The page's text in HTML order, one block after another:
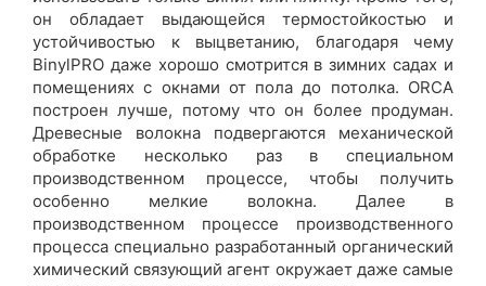
он обладает выдающейся термостойкостью и
устойчивостью к выцветанию, благодаря чему
BinylPRO даже хорошо смотрится в зимних садах и
помещениях с окнами от пола до потолка. ORCA
построен лучше, потому что он более продуман.
Древесные волокна подвергаются механической
обработке несколько раз в специальном
производственном процессе, чтобы получить
особенно мелкие волокна. Далее в
производственном процессе производственного
процесса специально разработанный органический
химический связующий агент окружает даже самые